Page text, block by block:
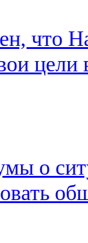
что
цели
о